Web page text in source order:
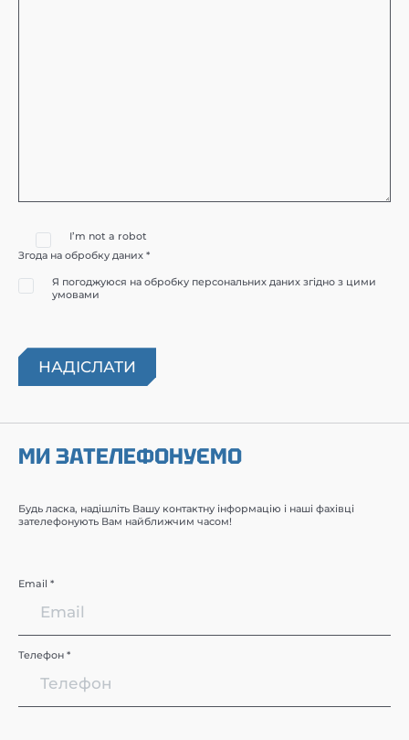
I’m not a robot
Згода на обробку даних *
Я погоджуюся на обробку персональних даних згідно з цими
умовами
МИ ЗАТЕЛЕФОНУЄМО
Будь ласка, надішліть Вашу контактну інформацію і наші фахівці
зателефонують Вам найближчим часом!
Email *
Телефон *